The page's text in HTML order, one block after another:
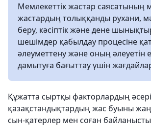
Мемлекеттік жастар саясатының
жастардың толыққанды рухани,
беру, кәсіптік және дене
шешімдер қабылдау процесіне
әлеуметтену және оның әлеуетін
дамытуға бағыттау үшін
Құжатта сыртқы факторлардың әсері
қазақстандықтардың жас буыны
сын-қатерлер мен соған байланысты